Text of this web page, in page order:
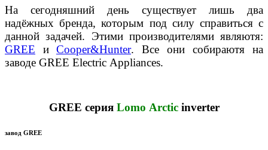
На сегодняшний день существует лишь два
надёжных бренда, которым под силу справиться с
данной задачей. Этими производителями являютя:
GREE и Cooper&Hunter. Все они собираютя на
заводе GREE Electric Appliances.
GREE серияLomo Arcticinverter
завод GREE